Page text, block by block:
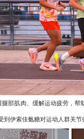
肌肉、缓解运动疲劳，帮
伊索佳氨糖对运动人群关